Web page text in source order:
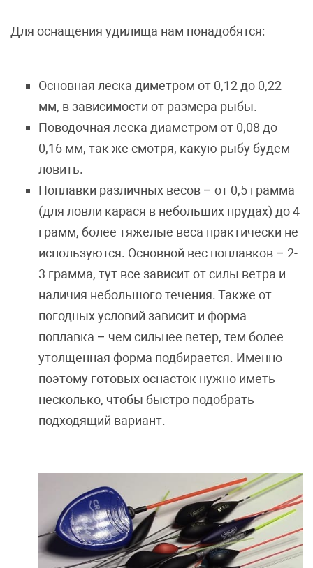
Для оснащения удилища нам понадобятся:
Основная леска диметром от 0,12 до 0,22
мм, в зависимости от размера рыбы.
Поводочная леска диаметром от 0,08 до
0,16 мм, так же смотря, какую рыбу будем
ловить.
Поплавки различных весов – от 0,5 грамма
(для ловли карася в небольших прудах) до 4
грамм, более тяжелые веса практически не
используются. Основной вес поплавков – 2-
3 грамма, тут все зависит от силы ветра и
наличия небольшого течения. Также от
погодных условий зависит и форма
поплавка – чем сильнее ветер, тем более
утолщенная форма подбирается. Именно
поэтому готовых оснасток нужно иметь
несколько, чтобы быстро подобрать
подходящий вариант.